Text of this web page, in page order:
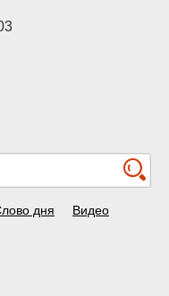
дня Видео